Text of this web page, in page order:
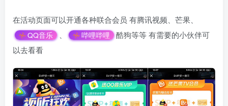
在活动页面可以开通各种联合会员 有腾讯视频、芒果、
QQ音乐 哔哩哔哩
酷狗等等 有需要的小伙伴可
以去看看